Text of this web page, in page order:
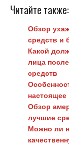
Читайте также:
Обзор
средств и
Какой
лица
средств
Обзор
лучшие
Можно ли